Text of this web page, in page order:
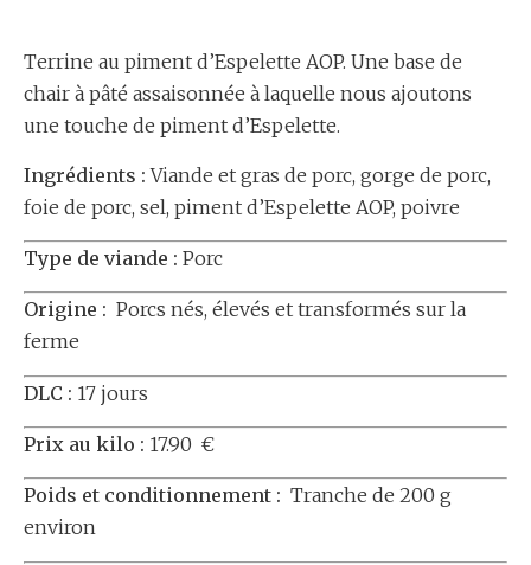
Terrine au piment d’Espelette AOP. Une base de
chair à pâté assaisonnée à laquelle nous ajoutons
une touche de piment d’Espelette.
Ingrédients : Viande et gras de porc, gorge de porc,
foie de porc, sel, piment d’Espelette AOP, poivre
Type de viande : Porc
Origine : Porcs nés, élevés et transformés sur la
ferme
DLC : 17 jours
Prix au kilo : 17.90 €
Poids et conditionnement : Tranche de 200 g
environ